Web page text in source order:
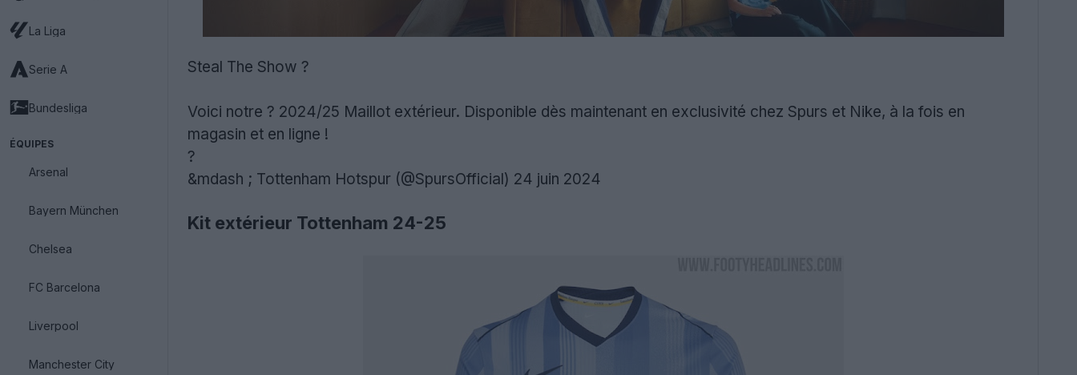
La Liga
Serie A
Bundesliga
ÉQUIPES
Arsenal
Bayern München
Chelsea
FC Barcelona
Liverpool
Manchester City
Steal The Show ?
Voici notre ? 2024/25 Maillot extérieur. Disponible dès maintenant en exclusivité chez Spurs et Nike, à la fois en
magasin et en ligne !
?
&mdash ; Tottenham Hotspur (@SpursOfficial) 24 juin 2024
Kit extérieur Tottenham 24-25